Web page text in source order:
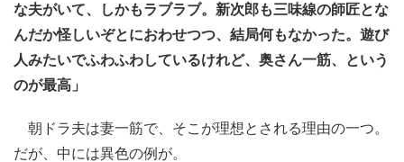
な夫がいて、しかもラブラブ。新次郎も三味線の師匠とな
んだか怪しいぞとにおわせつつ、結局何もなかった。遊び
人みたいでふわふわしているけれど、奥さん一筋、という
のが最高」
朝ドラ夫は妻一筋で、そこが理想とされる理由の一つ。
だが、中には異色の例が。